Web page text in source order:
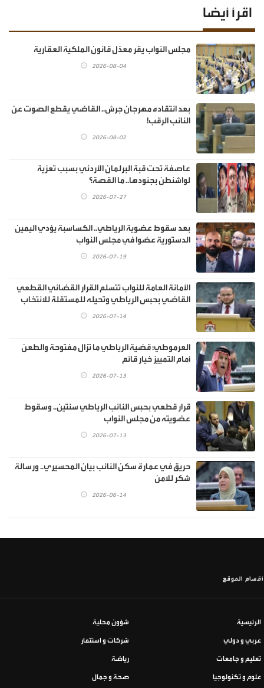
اقرأ أيضا
مجلس النواب يقر معدّل قانون الملكية العقارية
2026-08-04
بعد انتقاده مهرجان جرش.. القاضي يقطع الصوت عن
النائب الرقب!
2026-08-02
عاصفة تحت قبة البرلمان الأردني بسبب تعزية
لواشنطن بجنودها.. ما القصة؟
2026-07-27
بعد سقوط عضوية الرياطي.. الكساسبة يؤدي اليمين
الدستورية عضوا في مجلس النواب
2026-07-19
الأمانة العامة للنواب تتسلم القرار القضائي القطعي
القاضي بحبس الرياطي وتحيله للمستقلة للانتخاب
2026-07-14
العرموطي: قضية الرياطي ما تزال مفتوحة والطعن
أمام التمييز خيار قائم
2026-07-13
قرار قطعي بحبس النائب الرياطي سنتين.. وسقوط
عضويته من مجلس النواب
2026-07-13
حريق في عمارة سكن النائب بيان المحسيري.. ورسالة
شكر للامن
2026-06-14
أقسام الموقع
الرئيسية شؤون محلية
عربي و دولي شركات و استثمار
تعليم و جامعات رياضة
علوم و تكنولوجيا صحة و جمال